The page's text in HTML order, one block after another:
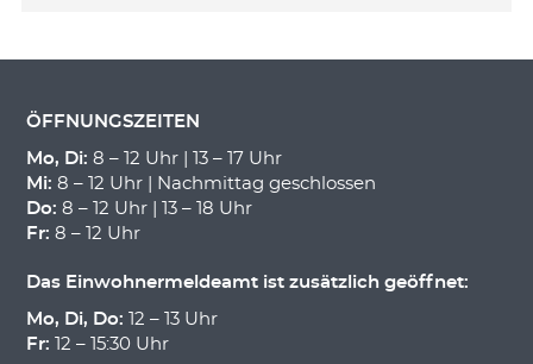
ÖFFNUNGSZEITEN
Mo, Di: 8 – 12 Uhr | 13 – 17 Uhr
Mi: 8 – 12 Uhr | Nachmittag geschlossen
Do: 8 – 12 Uhr | 13 – 18 Uhr
Fr: 8 – 12 Uhr
Das Einwohnermeldeamt ist zusätzlich geöffnet:
Mo, Di, Do: 12 – 13 Uhr
Fr: 12 – 15:30 Uhr